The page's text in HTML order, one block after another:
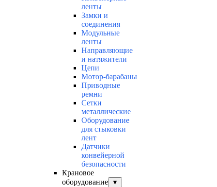
ленты
Замки и
соединения
Модульные
ленты
Направляющие
и натяжители
Цепи
Мотор-барабаны
Приводные
ремни
Сетки
металлические
Оборудование
для стыковки
лент
Датчики
конвейерной
безопасности
Крановое
оборудование
▼